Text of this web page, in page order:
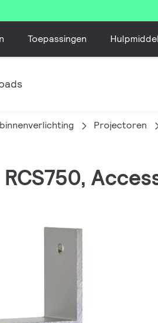
Toepassingen
Projectoren